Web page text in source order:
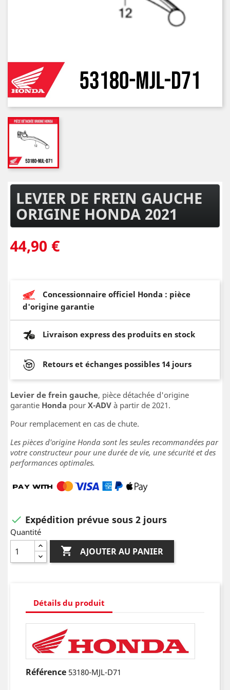
LEVIER DE FREIN GAUCHE
ORIGINE HONDA 2021
44,90 €
Concessionnaire officiel Honda : pièce
d'origine garantie
Livraison express des produits en stock
Retours et échanges possibles 14 jours
Levier de frein gauche, pièce détachée d'origine
garantie Honda pour X-ADV à partir de 2021.
Pour remplacement en cas de chute.
Les pièces d'origine Honda sont les seules recommandées par
votre constructeur pour une durée de vie, une sécurité et des
performances optimales.
 Expédition prévue sous 2 jours
Quantité
 AJOUTER AU PANIER
Détails du produit
Référence 53180-MJL-D71